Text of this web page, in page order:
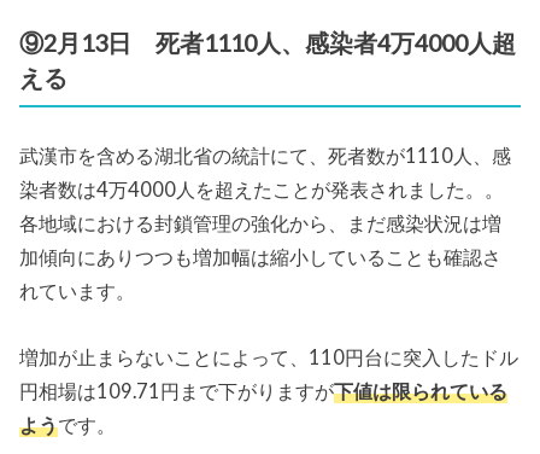
⑨2月13日 死者1110人、感染者4万4000人超
える
武漢市を含める湖北省の統計にて、死者数が1110人、感
染者数は4万4000人を超えたことが発表されました。。
各地域における封鎖管理の強化から、まだ感染状況は増
加傾向にありつつも増加幅は縮小していることも確認さ
れています。
増加が止まらないことによって、110円台に突入したドル
円相場は109.71円まで下がりますが下値は限られている
ようです。